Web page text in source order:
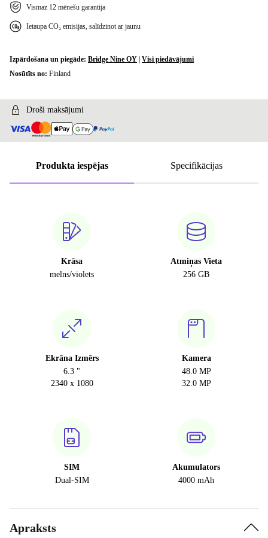
Vismaz 12 mēnešu garantija
Ietaupa CO₂ emisijas, salīdzinot ar jaunu
Izpārdošana un piegāde: Bridge Nine OY Visi piedāvājumi
Nosūtīts no: Finland
Droši maksājumi
Produkta iespējas Specifikācijas
Krāsa
melns/violets
Atmiņas Vieta
256 GB
Ekrāna Izmērs
6.3 "
2340 x 1080
Kamera
48.0 MP
32.0 MP
SIM
Dual-SIM
Akumulators
4000 mAh
Apraksts